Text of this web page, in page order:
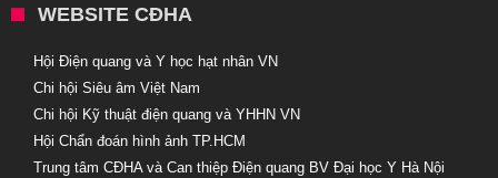
WEBSITE CĐHA
Hội Điện quang và Y học hạt nhân VN
Chi hội Siêu âm Việt Nam
Chi hội Kỹ thuật điện quang và YHHN VN
Hội Chẩn đoán hình ảnh TP.HCM
Trung tâm CĐHA và Can thiệp Điện quang BV Đại học Y Hà Nội